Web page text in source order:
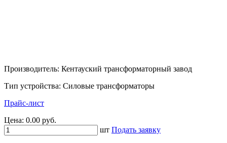
Производитель: Кентауский трансформаторный завод
Тип устройства: Силовые трансформаторы
Прайс-лист
Цена: 0.00 руб.
шт Подать заявку